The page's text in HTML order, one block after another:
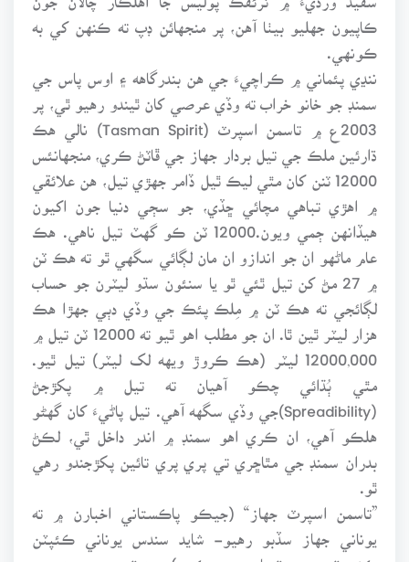
ڪاپيون جهليو بيٺا آهن، پر منجهائن ڊپ ته ڪنهن کي به
ننڍي پئماني ۾ ڪراچيءَ جي هن بندرگاهه ۽ اوس پاس جي
سمنڊ جو خانو خراب ته وڏي عرصي کان ٿيندو رهيو ٿي، پر
2003ع ۾ تاسمن اسپرٽ (Tasman Spirit) نالي هڪ
ڌارئين ملڪ جي تيل بردار جهاز جي ڦاٽڻ ڪري، منجهانئس
12000 ٽنن کان مٿي ليڪ ٿيل ڏامر جهڙي تيل، هن علائقي
۾ اهڙي تباهي مچائي ڇڏي، جو سڄي دنيا جون اکيون
هيڏانهن ڄمي ويون.12000 ٽن ڪو گهٽ تيل ناهي. هڪ
عام ماڻهو ان جو اندازو ان مان لڳائي سگهي ٿو ته هڪ ٽن
۾ 27 مڻ کن تيل ٿئي ٿو يا سنئون سڌو ليٽرن جو حساب
لڳائجي ته هڪ ٽن ۾ مِلڪ پئڪ جي وڏي دٻي جهڙا هڪ
هزار ليٽر ٿين ٿا. ان جو مطلب اهو ٿيو ته 12000 ٽن تيل ۾
12000,000 ليٽر (هڪ ڪروڙ ويهه لک ليٽر) تيل ٿيو.
مٿي ٻُڌائي چڪو آهيان ته تيل ۾ پکڙجڻ
(Spreadibility)جي وڏي سگهه آهي. تيل پاڻيءَ کان گهڻو
هلڪو آهي، ان ڪري اهو سمنڊ ۾ اندر داخل ٿي، لڪڻ
بدران سمنڊ جي مٿاڇري تي پري پري تائين پکڙجندو رهي
ٿو.
”تاسمن اسپرٽ جهاز“ (جيڪو پاڪستاني اخبارن ۾ ته
يوناني جهاز سڏبو رهيو- شايد سندس يوناني ڪئپٽن
ڪئرسٽينو ڊيميٽرياس جي ڪري) ميڊيٽرينين سمنڊ جي